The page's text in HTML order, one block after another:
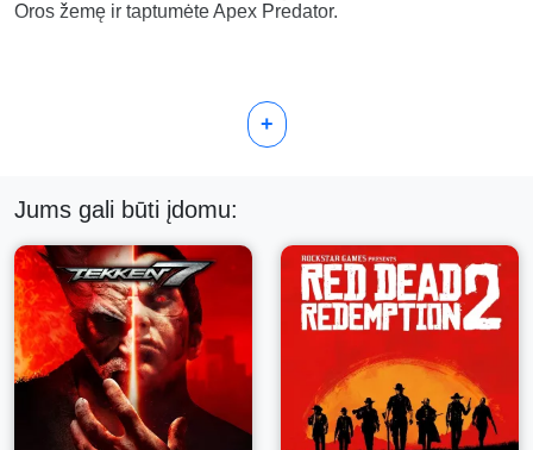
Oros žemę ir taptumėte Apex Predator.
+
Jums gali būti įdomu: